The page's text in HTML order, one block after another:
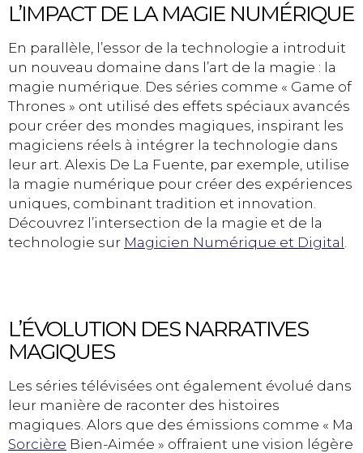
L’IMPACT DE LA MAGIE NUMÉRIQUE
En parallèle, l’essor de la technologie a introduit
un nouveau domaine dans l’art de la magie : la
magie numérique. Des séries comme « Game of
Thrones » ont utilisé des effets spéciaux avancés
pour créer des mondes magiques, inspirant les
magiciens réels à intégrer la technologie dans
leur art. Alexis De La Fuente, par exemple, utilise
la magie numérique pour créer des expériences
uniques, combinant tradition et innovation.
Découvrez l’intersection de la magie et de la
technologie sur Magicien Numérique et Digital .
L’ÉVOLUTION DES NARRATIVES
MAGIQUES
Les séries télévisées ont également évolué dans
leur manière de raconter des histoires
magiques. Alors que des émissions comme « Ma
Sorcière Bien-Aimée » offraient une vision légère